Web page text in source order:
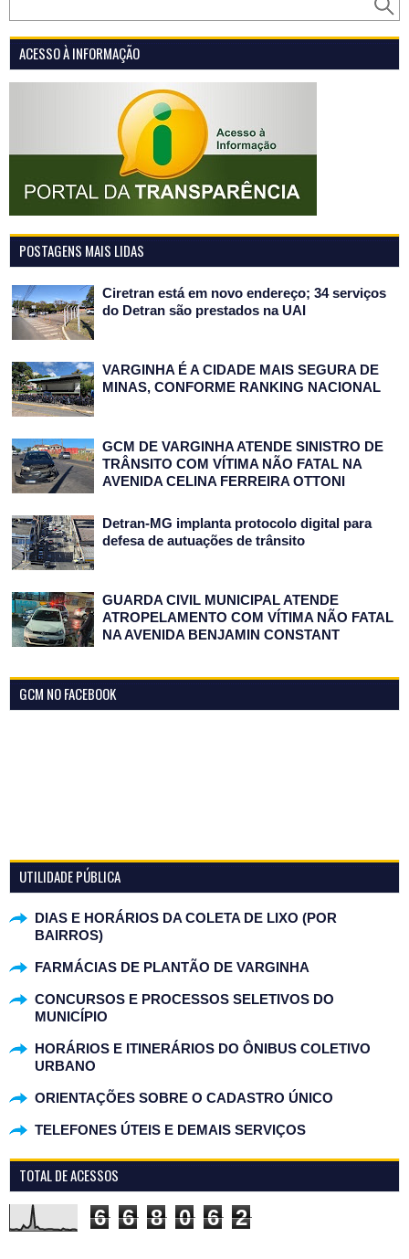
ACESSO À INFORMAÇÃO
POSTAGENS MAIS LIDAS
Ciretran está em novo endereço; 34 serviços
do Detran são prestados na UAI
VARGINHA É A CIDADE MAIS SEGURA DE
MINAS, CONFORME RANKING NACIONAL
GCM DE VARGINHA ATENDE SINISTRO DE
TRÂNSITO COM VÍTIMA NÃO FATAL NA
AVENIDA CELINA FERREIRA OTTONI
Detran-MG implanta protocolo digital para
defesa de autuações de trânsito
GUARDA CIVIL MUNICIPAL ATENDE
ATROPELAMENTO COM VÍTIMA NÃO FATAL
NA AVENIDA BENJAMIN CONSTANT
GCM NO FACEBOOK
UTILIDADE PÚBLICA
DIAS E HORÁRIOS DA COLETA DE LIXO (POR
BAIRROS)
FARMÁCIAS DE PLANTÃO DE VARGINHA
CONCURSOS E PROCESSOS SELETIVOS DO
MUNICÍPIO
HORÁRIOS E ITINERÁRIOS DO ÔNIBUS COLETIVO
URBANO
ORIENTAÇÕES SOBRE O CADASTRO ÚNICO
TELEFONES ÚTEIS E DEMAIS SERVIÇOS
TOTAL DE ACESSOS
6 6 8 0 6 2